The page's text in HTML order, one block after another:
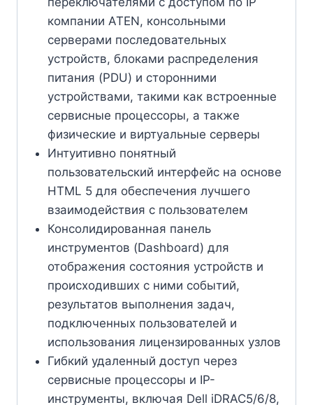
компании ATEN, консольными
серверами последовательных
устройств, блоками распределения
питания (PDU) и сторонними
устройствами, такими как встроенные
сервисные процессоры, а также
физические и виртуальные серверы
Интуитивно понятный
пользовательский интерфейс на основе
HTML 5 для обеспечения лучшего
взаимодействия с пользователем
Консолидированная панель
инструментов (Dashboard) для
отображения состояния устройств и
происходивших с ними событий,
результатов выполнения задач,
подключенных пользователей и
использования лицензированных узлов
Гибкий удаленный доступ через
сервисные процессоры и IP-
инструменты, включая Dell iDRAC5/6/8,